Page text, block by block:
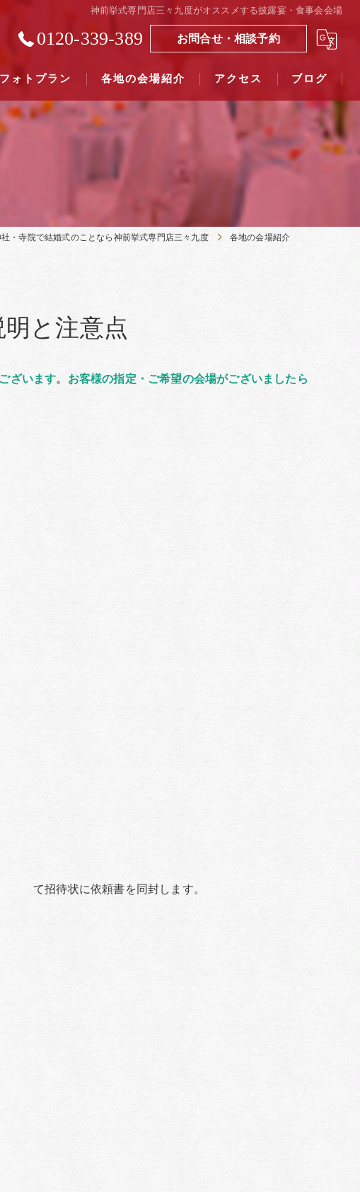
神前挙式専門店三々九度がオススメする披露宴・食事会会場
0120-339-389 お問合せ・相談予約
神社一覧（４０社寺）｜三々九度東京
神社一覧（７５社）県別表示｜三々九度東京
フォトプラン 各地の会場紹介 アクセス ブログ
社・寺院で結婚式のことなら神前挙式専門店三々九度 各地の会場紹介
と注意点
ざいます。お客様の指定・ご希望の会場がございましたら
待状に依頼書を同封します。